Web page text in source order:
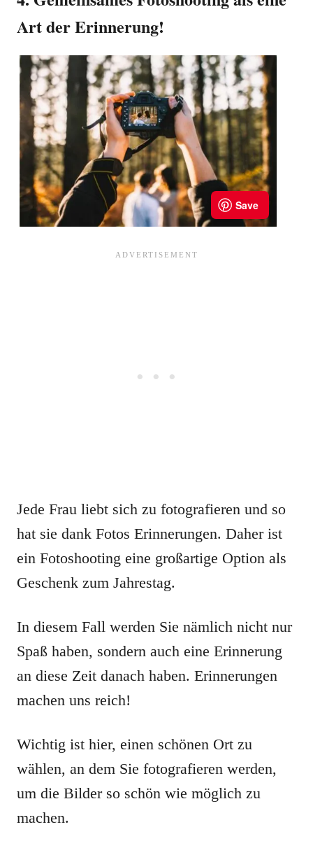
Art der Erinnerung!
Jede Frau liebt sich zu fotografieren und so
hat sie dank Fotos Erinnerungen. Daher ist
ein Fotoshooting eine großartige Option als
Geschenk zum Jahrestag.
In diesem Fall werden Sie nämlich nicht nur
Spaß haben, sondern auch eine Erinnerung
an diese Zeit danach haben. Erinnerungen
machen uns reich!
Wichtig ist hier, einen schönen Ort zu
wählen, an dem Sie fotografieren werden,
um die Bilder so schön wie möglich zu
machen.